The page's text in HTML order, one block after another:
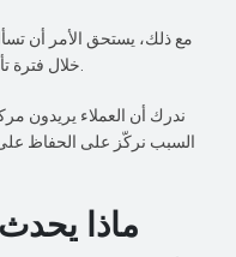
مع ذلك، يستحق الأمر أن
خلال فترة تأجيرك. اعرف بمن تتصل وما الدعم المتوفر.
السبب نركّز على الحفاظ
ماذا